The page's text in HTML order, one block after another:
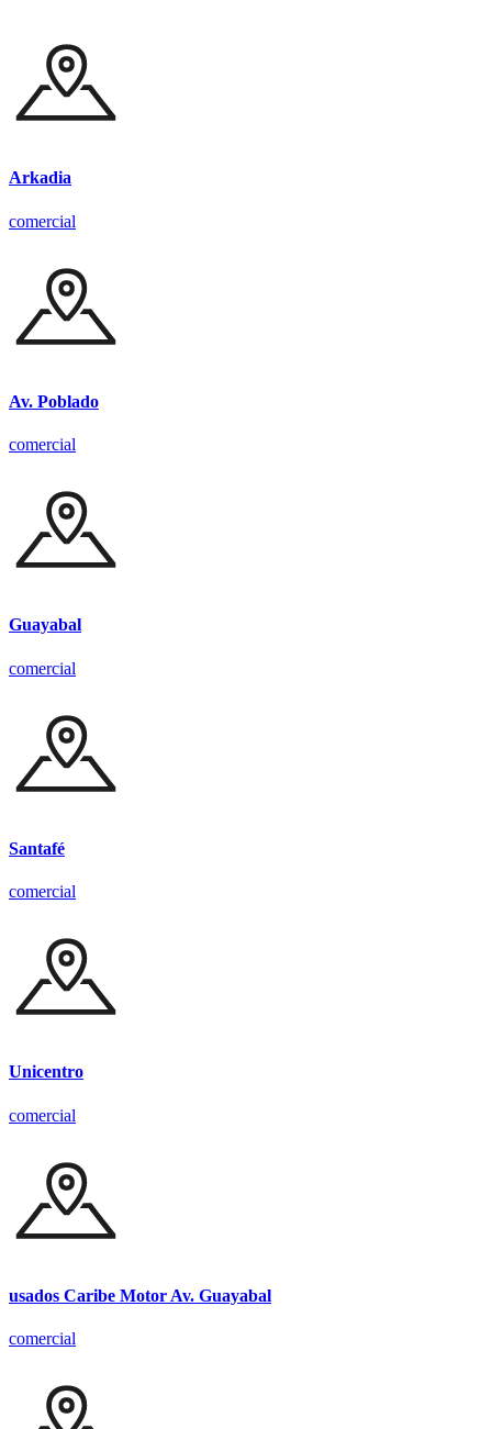
Arkadia
comercial
Av. Poblado
comercial
Guayabal
comercial
Santafé
comercial
Unicentro
comercial
usados Caribe Motor Av. Guayabal
comercial